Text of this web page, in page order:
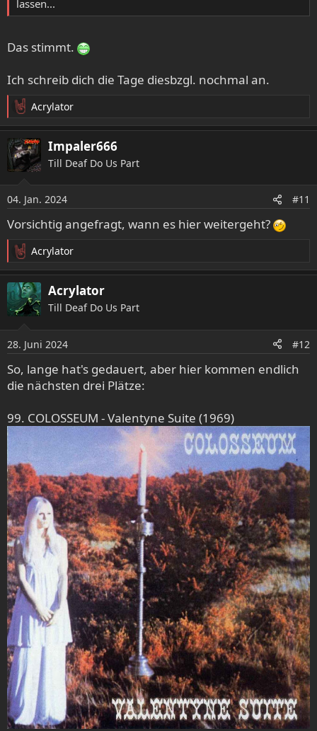
lassen...
Das stimmt.
Ich schreib dich die Tage diesbzgl. nochmal an.
R
e
a
k
t
n
e
n
Acrylator
Impaler666
Till Deaf Do Us Part
04. Jan. 2024 #11
Vorsichtig angefragt, wann es hier weitergeht?
R
e
a
k
t
n
e
n
:
Acrylator
Acrylator
Till Deaf Do Us Part
28. Juni 2024 #12
So, lange hat's gedauert, aber hier kommen endlich
die nächsten drei Plätze:
99. COLOSSEUM - Valentyne Suite (1969)